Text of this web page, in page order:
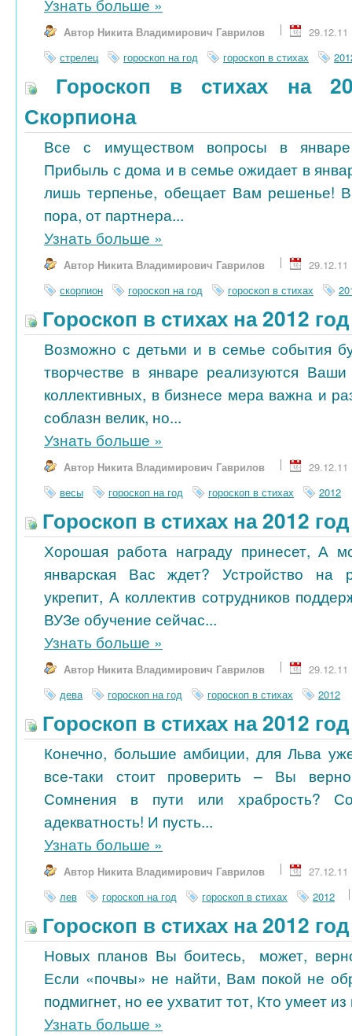
Узнать больше »
Автор Никита Владимирович Гаврилов
29.12.11
стрелец
гороскоп на год гороскоп в стихах
Гороскоп в стихах на
Скорпиона
Все с имуществом вопросы в январе
Прибыль с дома и в семье ожидает в
лишь терпенье, обещает Вам решенье!
пора, от партнера...
Узнать больше »
Автор Никита Владимирович Гаврилов
29.12.11
скорпион
гороскоп на год гороскоп в стихах
Гороскоп в стихах на 2012
Возможно с детьми и в семье события
творчестве в январе реализуются
коллективных, в бизнесе мера важна и
соблазн велик, но...
Узнать больше »
Автор Никита Владимирович Гаврилов
29.12.11
весы
гороскоп на год гороскоп в стихах 2012
Гороскоп в стихах на 2012
Хорошая работа награду принесет, А
январская Вас ждет? Устройство на
укрепит, А коллектив сотрудников
ВУЗе обучение сейчас...
Узнать больше »
Автор Никита Владимирович Гаврилов
29.12.11
дева
гороскоп на год гороскоп в стихах 2012
Гороскоп в стихах на 2012
Конечно, большие амбиции, для Льва
все-таки стоит проверить – Вы
Сомнения в пути или храбрость?
адекватность! И пусть...
Узнать больше »
Автор Никита Владимирович Гаврилов
27.12.11
лев
гороскоп на год гороскоп в стихах 2012
Гороскоп в стихах на 2012
Новых планов Вы боитесь, может,
Если «почвы» не найти, Вам покой не
подмигнет, но ее ухватит тот, Кто умеет
Узнать больше »